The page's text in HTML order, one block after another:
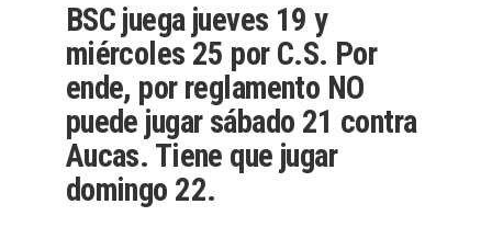
BSC juega jueves 19 y
miércoles 25 por C.S. Por
ende, por reglamento NO
puede jugar sábado 21 contra
Aucas. Tiene que jugar
domingo 22.